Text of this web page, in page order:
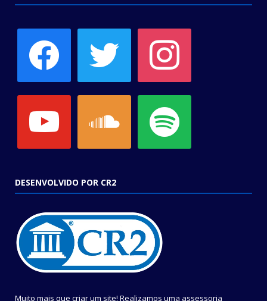
DESENVOLVIDO POR CR2
Muito mais que criar um site! Realizamos uma assessoria